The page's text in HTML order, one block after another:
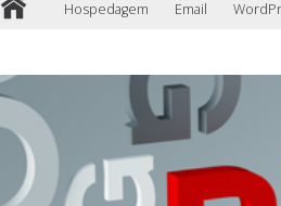
Hospedagem Email